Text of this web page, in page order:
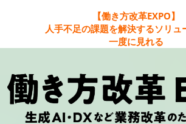
2026年11月18日
名古屋
ポートメッセなごや / Port
ー
シ
ョ
ン
り
た
た
む
【働き方改革EXPO】
人手不足の課題を解決するソリュ
一度に見れる